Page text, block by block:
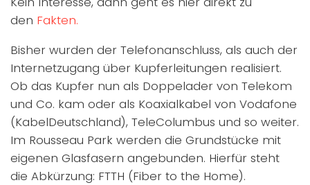
den Fakten.
Bisher wurden der Telefonanschluss, als auch der
Internetzugang über Kupferleitungen realisiert.
Ob das Kupfer nun als Doppelader von Telekom
und Co. kam oder als Koaxialkabel von Vodafone
(KabelDeutschland), TeleColumbus und so weiter.
Im Rousseau Park werden die Grundstücke mit
eigenen Glasfasern angebunden. Hierfür steht
die Abkürzung: FTTH (Fiber to the Home).